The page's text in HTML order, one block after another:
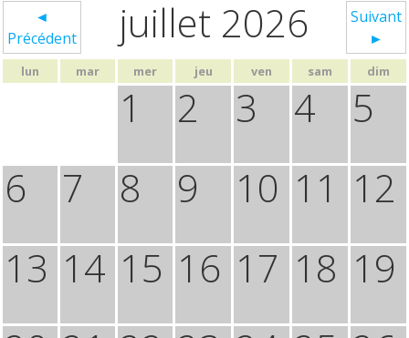
◄
Précédent
juillet 2026
Suivant
►
lun mar mer jeu ven sam dim
1 2 3 4
5
6
7 8 9 10 11 12
13 14 15 16 17 18 19